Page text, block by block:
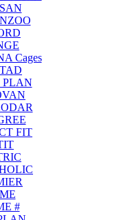
Cages
PLAN
FIT
#